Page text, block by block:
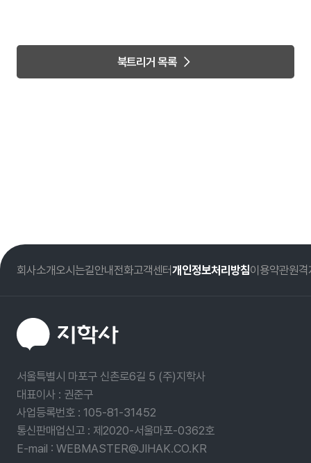
북트리거 목록
회사소개오시는길안내전화고객센터개인정보처리방침이용약관원격
서울특별시 마포구 신촌로6길 5 (주)지학사
대표이사 : 권준구
사업등록번호 : 105-81-31452
통신판매업신고 : 제2020-서울마포-0362호
E-mail : WEBMASTER@JIHAK.CO.KR